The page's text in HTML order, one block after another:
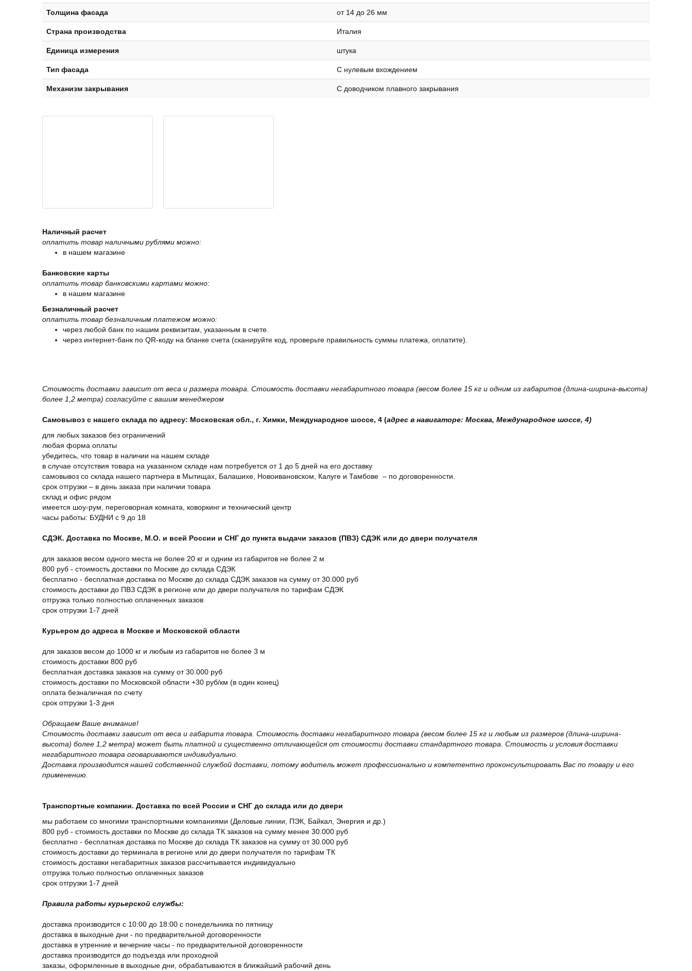
Толщина фасада от 14 до 26 мм
Страна производства Италия
Единица измерения штука
Тип фасада С нулевым вхождением
Механизм закрывания С доводчиком плавного закрывания
Наличный расчет
оплатить товар наличными рублями можно:
в нашем магазине
Банковские карты
оплатить товар банковскими картами можно:
в нашем магазине
Безналичный расчет
оплатить товар безналичным платежом можно:
через любой банк по нашим реквизитам, указанным в счете.
через интернет-банк по QR-коду на бланке счета (сканируйте код, проверьте правильность суммы платежа, оплатите).
Стоимость доставки зависит от веса и размера товара. Стоимость доставки негабаритного товара (весом более 15 кг и одним из габаритов (длина-ширина-высота)
более 1,2 метра) согласуйте с вашим менеджером
Самовывоз с нашего склада по адресу: Московская обл., г. Химки, Международное шоссе, 4 (адрес в навигаторе: Москва, Международное шоссе, 4)
для любых заказов без ограничений
любая форма оплаты
убедитесь, что товар в наличии на нашем складе
в случае отсутствия товара на указанном складе нам потребуется от 1 до 5 дней на его доставку
самовывоз со склада нашего партнера в Мытищах, Балашихе, Новоивановском, Калуге и Тамбове – по договоренности.
срок отгрузки – в день заказа при наличии товара
склад и офис рядом
имеется шоу-рум, переговорная комната, коворкинг и технический центр
часы работы: БУДНИ с 9 до 18
СДЭК. Доставка по Москве, М.О. и всей России и СНГ до пункта выдачи заказов (ПВЗ) СДЭК или до двери получателя
для заказов весом одного места не более 20 кг и одним из габаритов не более 2 м
800 руб - стоимость доставки по Москве до склада СДЭК
бесплатно - бесплатная доставка по Москве до склада СДЭК заказов на сумму от 30.000 руб
стоимость доставки до ПВЗ СДЭК в регионе или до двери получателя по тарифам СДЭК
отгрузка только полностью оплаченных заказов
срок отгрузки 1-7 дней
Курьером до адреса в Москве и Московской области
для заказов весом до 1000 кг и любым из габаритов не более 3 м
стоимость доставки 800 руб
бесплатная доставка заказов на сумму от 30.000 руб
стоимость доставки по Московской области +30 руб/км (в один конец)
оплата безналичная по счету
срок отгрузки 1-3 дня
Обращаем Ваше внимание!
Стоимость доставки зависит от веса и габарита товара. Стоимость доставки негабаритного товара (весом более 15 кг и любым из размеров (длина-ширина-
высота) более 1,2 метра) может быть платной и существенно отличающейся от стоимости доставки стандартного товара. Стоимость и условия доставки
негабаритного товара оговариваются индивидуально.
Доставка производится нашей собственной службой доставки, потому водитель может профессионально и компетентно проконсультировать Вас по товару и его
применению.
Транспортные компании. Доставка по всей России и СНГ до склада или до двери
мы работаем со многими транспортными компаниями (Деловые линии, ПЭК, Байкал, Энергия и др.)
800 руб - стоимость доставки по Москве до склада ТК заказов на сумму менее 30.000 руб
бесплатно - бесплатная доставка по Москве до склада ТК заказов на сумму от 30.000 руб
стоимость доставки до терминала в регионе или до двери получателя по тарифам ТК
стоимость доставки негабаритных заказов рассчитывается индивидуально
отгрузка только полностью оплаченных заказов
срок отгрузки 1-7 дней
Правила работы курьерской службы:
доставка производится с 10:00 до 18:00 с понедельника по пятницу
доставка в выходные дни - по предварительной договоренности
доставка в утренние и вечерние часы - по предварительной договоренности
доставка производится до подъезда или проходной
заказы, оформленные в выходные дни, обрабатываются в ближайший рабочий день